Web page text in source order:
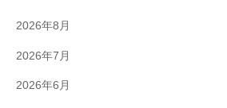
2026年8月
2026年7月
2026年6月